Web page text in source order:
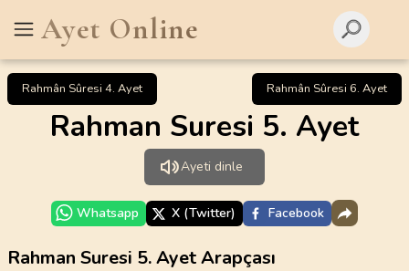
Ayet Online
Rahmân Sûresi 4. Ayet Rahmân Sûresi 6. Ayet
Rahman Suresi 5. Ayet
Ayeti dinle
Whatsapp X (Twitter) Facebook
Rahman Suresi 5. Ayet Arapçası